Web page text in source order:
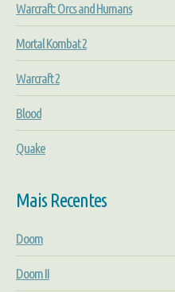
Warcraft: Orcs and Humans
Mortal Kombat 2
Warcraft 2
Blood
Quake
Mais Recentes
Doom
Doom II